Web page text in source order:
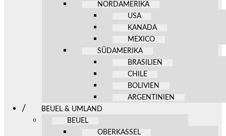
NORDAMERIKA
USA
KANADA
MEXICO
SÜDAMERIKA
BRASILIEN
CHILE
BOLIVIEN
ARGENTINIEN
BEUEL & UMLAND
BEUEL
OBERKASSEL